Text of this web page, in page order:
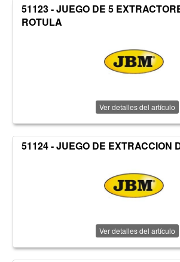
51123 - JUEGO DE 5
ROTULA
Ver detalles del artículo
51124 - JUEGO DE EXTRACCION
Ver detalles del artículo